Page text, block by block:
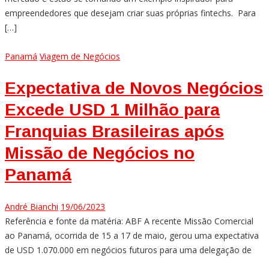
empreendedores que desejam criar suas próprias fintechs. Para
[…]
Panamá Viagem de Negócios
Expectativa de Novos Negócios
Excede USD 1 Milhão para
Franquias Brasileiras após
Missão de Negócios no
Panamá
André Bianchi 19/06/2023
Referência e fonte da matéria: ABF A recente Missão Comercial
ao Panamá, ocorrida de 15 a 17 de maio, gerou uma expectativa
de USD 1.070.000 em negócios futuros para uma delegação de